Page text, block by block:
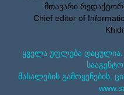
მთავარი
Chief editor of
ყველა უფლება
მასალების გამოყენების,